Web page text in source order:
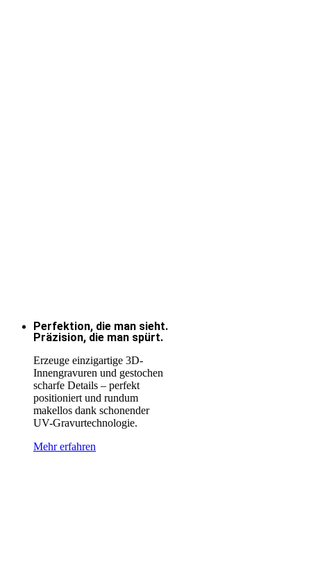
Perfektion, die man sieht.
Präzision, die man spürt.
Erzeuge einzigartige 3D-
Innengravuren und gestochen
scharfe Details – perfekt
positioniert und rundum
makellos dank schonender
UV-Gravurtechnologie.
Mehr erfahren